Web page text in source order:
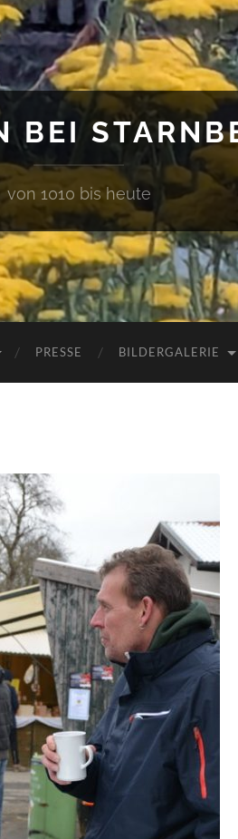
BEI
von 1010 bis heute
PRESSE BILDERGALERIE